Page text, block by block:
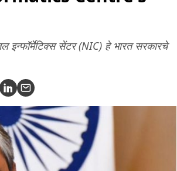
इन्फॉर्मेटिक्स सेंटर (NIC) हे भारत सरकारचे